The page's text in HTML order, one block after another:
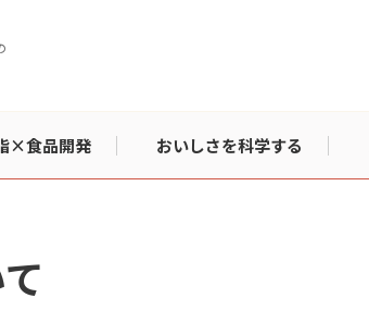
×食品開発 おいしさを科学する